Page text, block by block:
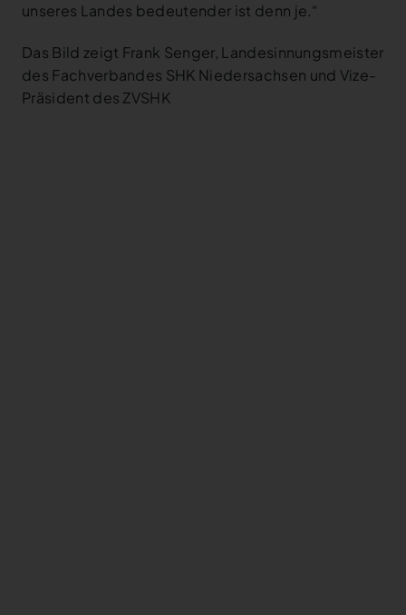
unseres Landes bedeutender ist denn je.“
Das Bild zeigt Frank Senger, Landesinnungsmeister
des Fachverbandes SHK Niedersachsen und Vize-
Präsident des ZVSHK